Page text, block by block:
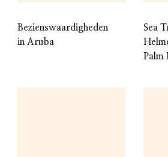
Bezienswaardigheden
in Aruba
Sea
Palm